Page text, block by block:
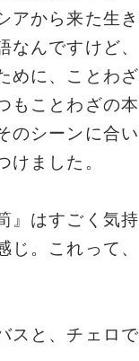
アから来た生き
なんですけど、
めに、ことわざ
もことわざの本
のシーンに合い
けました。
』はすごく気持
じ。これって、
スと、チェロで